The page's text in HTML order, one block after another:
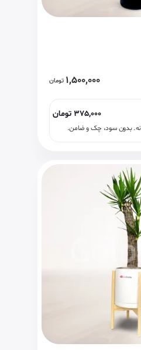
1,500,000 تومان
375,000 تومان